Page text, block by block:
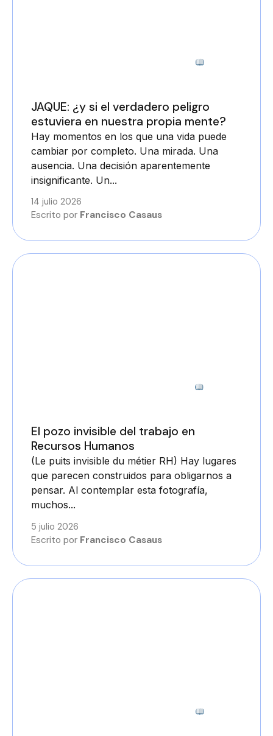
JAQUE: ¿y si el verdadero peligro
estuviera en nuestra propia mente?
Hay momentos en los que una vida puede
cambiar por completo. Una mirada. Una
ausencia. Una decisión aparentemente
insignificante. Un...
14 julio 2026
Escrito por Francisco Casaus
El pozo invisible del trabajo en
Recursos Humanos
(Le puits invisible du métier RH) Hay lugares
que parecen construidos para obligarnos a
pensar. Al contemplar esta fotografía,
muchos...
5 julio 2026
Escrito por Francisco Casaus